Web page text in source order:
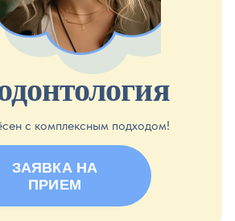
с комплексным подходом!
ЗАЯВКА НА
ПРИЕМ